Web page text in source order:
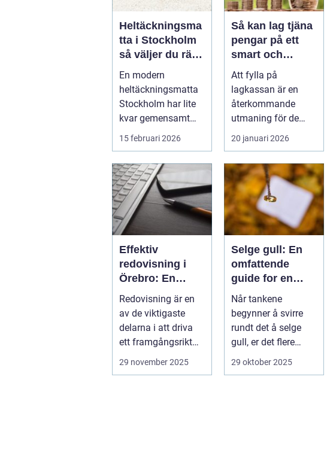
Heltäckningsma
tta i Stockholm
så väljer du rätt
för hem och
kontor
En modern
heltäckningsmatta
Stockholm har lite
kvar gemensamt
med de platta, trista
15 februari 2026
Så kan lag tjäna
pengar på ett
smart och
hållbart sätt
Att fylla på
lagkassan är en
återkommande
utmaning för de
flesta idrottslag.
Nya matchställ,
cuper, ...
20 januari 2026
Effektiv
redovisning i
Örebro: En
nyckel till
framgång
Redovisning är en
av de viktigaste
delarna i att driva
ett framgångsrikt
företag. I ...
29 november 2025
Selge gull: En
omfattende
guide for en
lønnsom
transaksjon
Når tankene
begynner å svirre
rundt det å selge
gull, er det flere
aspekter som b&...
29 oktober 2025